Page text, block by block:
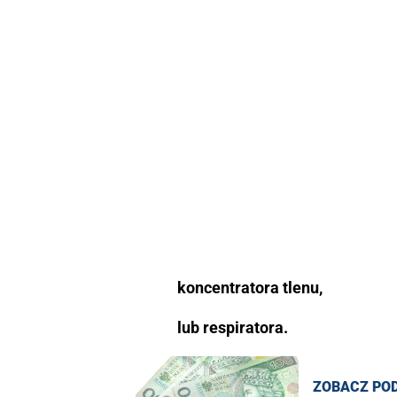
koncentratora tlenu,
lub respiratora.
ZOBACZ